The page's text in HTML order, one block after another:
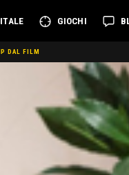
GIOCHI
DAL FILM